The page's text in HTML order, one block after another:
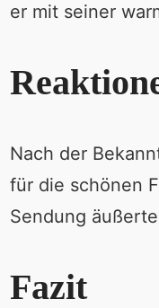
er mit seiner
Nach der
für die schönen
Sendung
Fazit